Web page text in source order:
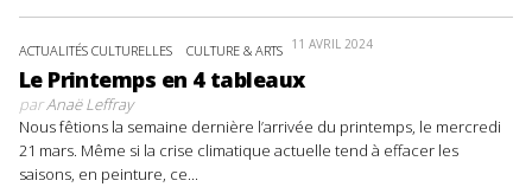
ACTUALITÉS CULTURELLES CULTURE & ARTS 11 AVRIL 2024
Le Printemps en 4 tableaux
parAnaë Leffray
Nous fêtions la semaine dernière l’arrivée du printemps, le mercredi
21 mars. Même si la crise climatique actuelle tend à effacer les
saisons, en peinture, ce...